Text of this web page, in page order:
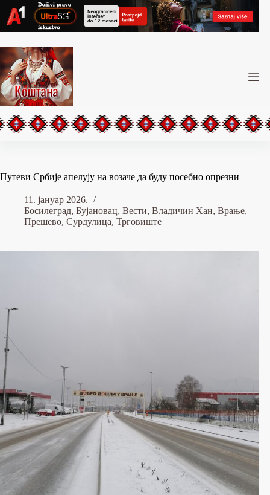
content
Путеви Србије апелују на возаче да буду посебно опрезни
11. јануар 2026.
Босилеград, Бујановац, Вести, Владичин Хан, Врање,
Прешево, Сурдулица, Трговиште